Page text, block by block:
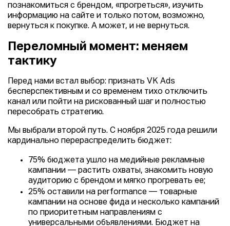
познакомиться с брендом, «прогреться», изучить
информацию на сайте и только потом, возможно,
вернуться к покупке. А может, и не вернуться.
Переломный момент: меняем
тактику
Перед нами встал выбор: признать VK Ads
бесперспективным и со временем тихо отключить
канал или пойти на рискованный шаг и полностью
пересобрать стратегию.
Мы выбрали второй путь. С ноября 2025 года решили
кардинально перераспределить бюджет:
75% бюджета ушло на медийные рекламные
кампании — растить охваты, знакомить новую
аудиторию с брендом и мягко прогревать ее;
25% оставили на performance — товарные
кампании на основе фида и несколько кампаний
по приоритетным направлениям с
универсальными объявлениями. Бюджет на